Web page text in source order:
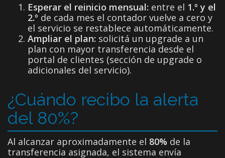
Esperar el reinicio mensual: entre el 1.º y el
2.º de cada mes el contador vuelve a cero y
el servicio se restablece automáticamente.
Ampliar el plan: solicitá un upgrade a un
plan con mayor transferencia desde el
portal de clientes (sección de upgrade o
adicionales del servicio).
¿Cuándo recibo la alerta
del 80%?
Al alcanzar aproximadamente el 80% de la
transferencia asignada, el sistema envía